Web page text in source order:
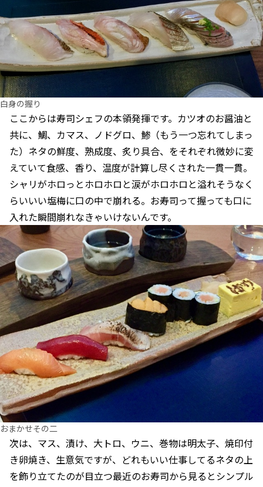
白身の握り
ここからは寿司シェフの本領発揮です。カツオのお醤油と
共に、鯛、カマス、ノドグロ、鯵（もう一つ忘れてしまっ
た）ネタの鮮度、熟成度、炙り具合、をそれぞれ微妙に変
えていて食感、香り、温度が計算し尽くされた一貫一貫。
シャリがホロっとホロホロと涙がホロホロと溢れそうなく
らいいい塩梅に口の中で崩れる。お寿司って握っても口に
入れた瞬間崩れなきゃいけないんです。
おまかせその二
次は、マス、漬け、大トロ、ウニ、巻物は明太子、焼印付
き卵焼き、生意気ですが、どれもいい仕事してるネタの上
を飾り立てたのが目立つ最近のお寿司から見るとシンプル